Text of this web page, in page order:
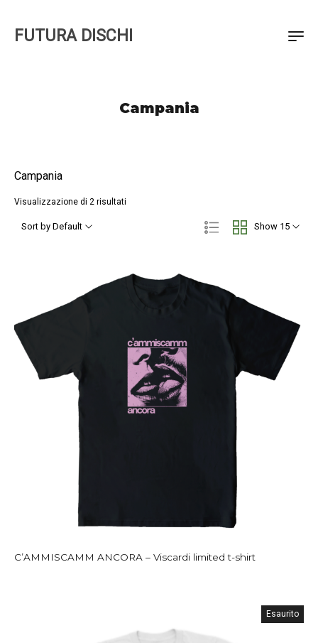
FUTURA DISCHI
Campania
Campania
Visualizzazione di 2 risultati
Show 15
Sort by Default
C’AMMISCAMM ANCORA – Viscardi limited t-shirt
Esaurito